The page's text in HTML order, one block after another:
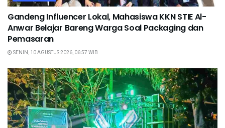
Gandeng Influencer Lokal, Mahasiswa KKN STIE Al-
Anwar Belajar Bareng Warga Soal Packaging dan
Pemasaran
SENIN, 10 AGUSTUS 2026, 06:57 WIB